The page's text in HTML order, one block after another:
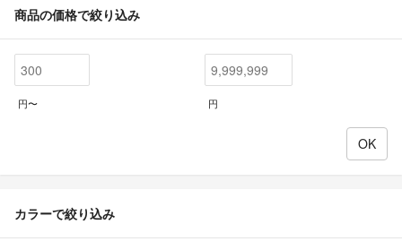
商品の価格で絞り込み
円〜 円
カラーで絞り込み